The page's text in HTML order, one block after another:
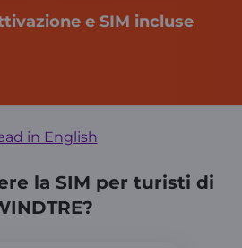
e SIM incluse
in English
la SIM per turisti di